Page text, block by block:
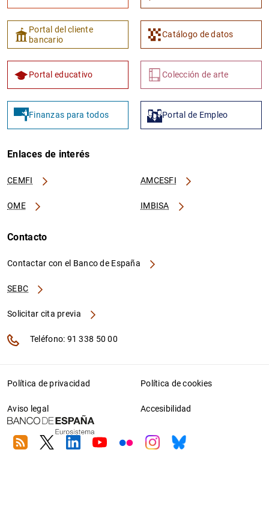
Portal del cliente
bancario
Catálogo de datos
Portal educativo Colección de arte
Finanzas para todos Portal de Empleo
Enlaces de interés
CEMFI AMCESFI
OME IMBISA
Contacto
Contactar con el Banco de España
SEBC
Solicitar cita previa
Teléfono: 91 338 50 00
Política de privacidad Política de cookies
Aviso legal Accesibilidad
RSS TwitterLinkedin
YoutubeFlickrInstagram
Bluesky